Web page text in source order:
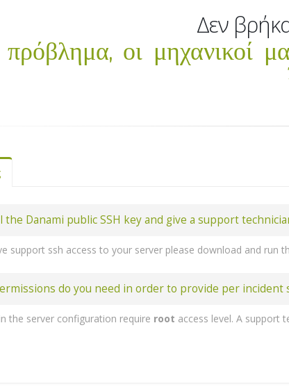
Δεν
οι μηχανικοί
the Danami public SSH key and give a support
support ssh access to your server please download and run
public key using our install script (run these
provide SSH access many times we can still provide support if
allow our IP addresses 64.114.251.252access to the Plesk
Άρθρου...
do you need in order to provide per incident
the server configuration require root access level. A support